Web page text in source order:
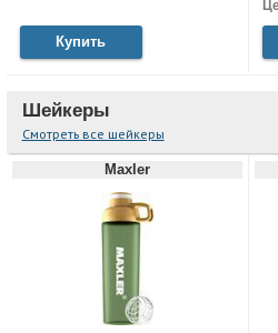
Купить
Шейкеры
Смотреть все шейкеры
Maxler